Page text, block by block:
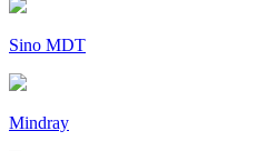
Sino MDT
Mindray